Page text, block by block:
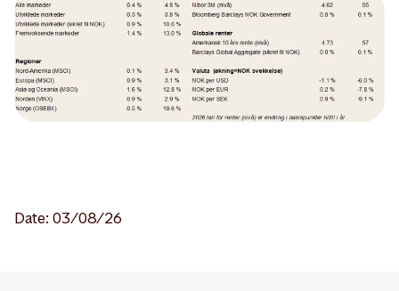
Date: 03/08/26